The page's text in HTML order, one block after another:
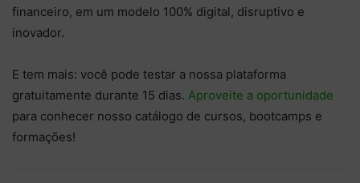
financeiro, em um modelo 100% digital, disruptivo e
inovador.
E tem mais: você pode testar a nossa plataforma
gratuitamente durante 15 dias. Aproveite a oportunidade
para conhecer nosso catálogo de cursos, bootcamps e
formações!